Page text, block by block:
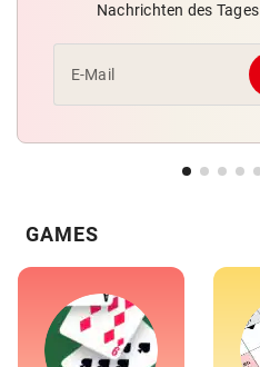
Nachrichten des Tages
E-Mail
GAMES